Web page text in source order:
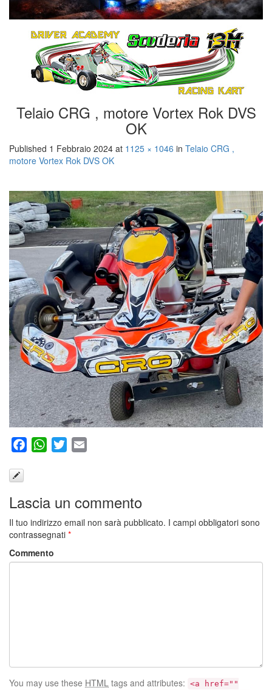
Telaio CRG , motore Vortex Rok DVS
OK
Published 1 Febbraio 2024 at 1125 × 1046 in Telaio CRG ,
motore Vortex Rok DVS OK
FacebookWhatsApp
Twitter
Lascia un commento
Il tuo indirizzo email non sarà pubblicato. I campi obbligatori sono
contrassegnati *
Commento
You may use these HTML tags and attributes: <a href=""